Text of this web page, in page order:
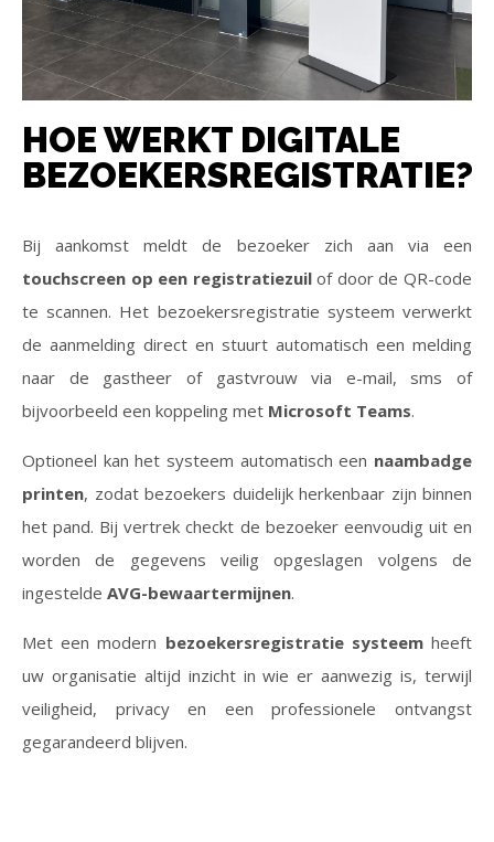
HOE WERKT DIGITALE
BEZOEKERSREGISTRATIE?
Bij aankomst meldt de bezoeker zich aan via een
touchscreen op een registratiezuilof door de QR-code
te scannen. Het bezoekersregistratie systeem verwerkt
de aanmelding direct en stuurt automatisch een melding
naar de gastheer of gastvrouw via e-mail, sms of
bijvoorbeeld een koppeling met Microsoft Teams.
Optioneel kan het systeem automatisch een naambadge
printen, zodat bezoekers duidelijk herkenbaar zijn binnen
het pand. Bij vertrek checkt de bezoeker eenvoudig uit en
worden de gegevens veilig opgeslagen volgens de
ingestelde AVG-bewaartermijnen.
Met een modern bezoekersregistratie systeemheeft
uw organisatie altijd inzicht in wie er aanwezig is, terwijl
veiligheid, privacy en een professionele ontvangst
gegarandeerd blijven.